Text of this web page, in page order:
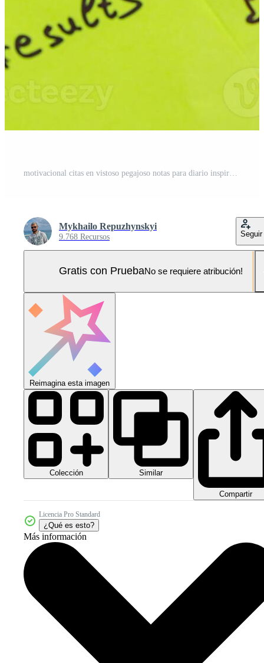
Mykhailo Repuzhynskyi
9.768 Recursos Seguir
Gratis con PruebaNo se requiere atribución!
Reimagina esta imagen
Colección Similar
Compartir
Licencia Pro Standard
¿Qué es esto?
Más información